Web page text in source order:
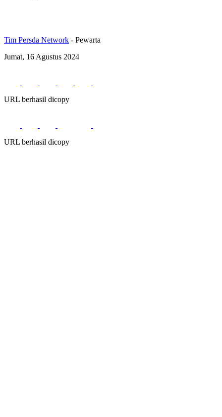
Tim Persda Network - Pewarta
Jumat, 16 Agustus 2024
URL berhasil dicopy
URL berhasil dicopy